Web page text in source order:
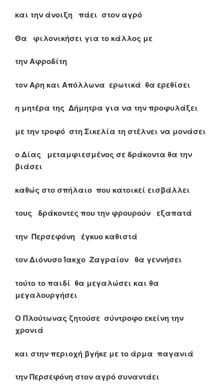
και την άνοιξη πάει στον αγρό
Θα φιλονικήσει για το κάλλος με
την Αφροδίτη
τον Αρη και Απόλλωνα ερωτικά θα ερεθίσει
η μητέρα της Δήμητρα για να την προφυλάξει
με την τροφό στη Σικελία τη στέλνει να μονάσει
ο Δίας μεταμφιεσμένος σε δράκοντα θα την
βιάσει
καθώς στο σπήλαιο που κατοικεί εισβάλλει
τους δράκοντες που την φρουρούν εξαπατά
την Περσεφόνη έγκυο καθιστά
τον Διόνυσο Ίακχο Ζαγραίον θα γεννήσει
τούτο το παιδί θα μεγαλώσει και θα
μεγαλουργήσει
Ο Πλούτωνας ζητούσε σύντροφο εκείνη την
χρονιά
και στην περιοχή βγήκε με το άρμα παγανιά
την Περσεφόνη στον αγρό συναντάει